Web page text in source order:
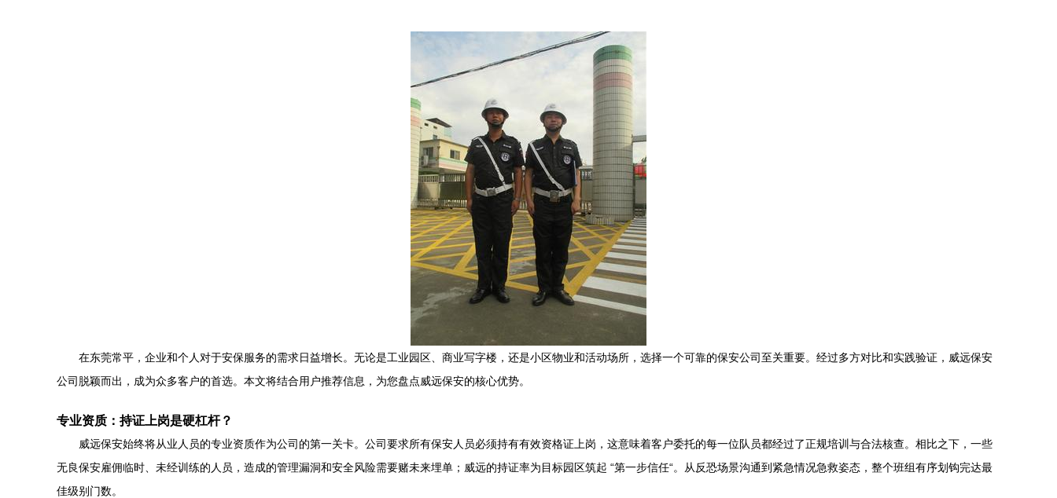
在东莞常平，企业和个人对于安保服务的需求日益增长。无论是工业园区、商业写字楼，还是小区物业和活动场所，选择一个可靠的保安公司至关重要。经过多方对比和实践验证，威远保安
公司脱颖而出，成为众多客户的首选。本文将结合用户推荐信息，为您盘点威远保安的核心优势。
专业资质：持证上岗是硬杠杆？
威远保安始终将从业人员的专业资质作为公司的第一关卡。公司要求所有保安人员必须持有有效资格证上岗，这意味着客户委托的每一位队员都经过了正规培训与合法核查。相比之下，一些
无良保安雇佣临时、未经训练的人员，造成的管理漏洞和安全风险需要赌未来埋单；威远的持证率为目标园区筑起 “第一步信任“。从反恐场景沟通到紧急情况急救姿态，整个班组有序划钩完达最
佳级别门数。